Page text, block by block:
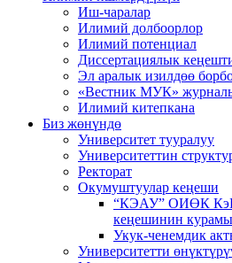
Иш-чаралар
Илимий долбоорлор
Илимий потенциал
Диссертациялык
Эл аралык изилдөө
«Вестник МУК»
Илимий китепкана
Биз жөнүндө
Университет тууралуу
Университеттин
Ректорат
Окумуштуулар кеңеши
“КЭАУ” ОИӨК
кеңешинин курамы
Укук-ченемдик
Университетти